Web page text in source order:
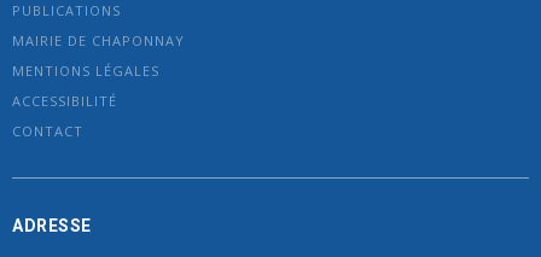
PUBLICATIONS
MAIRIE DE CHAPONNAY
MENTIONS LÉGALES
ACCESSIBILITÉ
CONTACT
ADRESSE